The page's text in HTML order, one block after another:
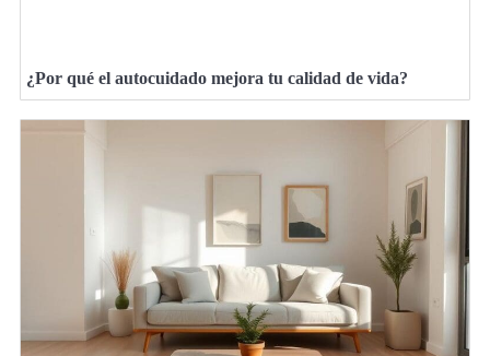
¿Por qué el autocuidado mejora tu calidad de vida?